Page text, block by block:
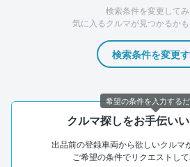
検索条件を変更してみ
気に入るクルマが見つかるかも
検索条件を変更
クルマ探しをお手伝いい
出品前の登録車両から欲しいクルマ
ご希望の条件でリクエストして
希望の条件を入力するだ